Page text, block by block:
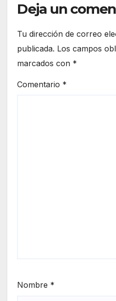
Deja un
Tu dirección de correo
publicada. Los campos
marcados con *
Comentario *
Nombre *